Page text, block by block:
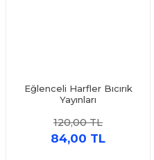
Eğlenceli Harfler Bıcırık
Yayınları
120,00 TL
84,00 TL